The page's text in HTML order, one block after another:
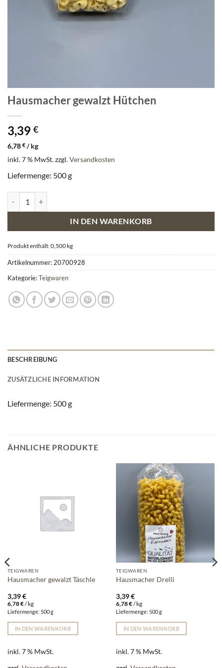
Hausmacher gewalzt Hütchen
3,39 €
6,78 € /kg
inkl. 7 % MwSt.zzgl.Versandkosten
Liefermenge: 500 g
IN DEN WARENKORB
Produkt enthält: 0,500 kg
Artikelnummer: 20700928
Kategorie:Teigwaren
BESCHREIBUNG
ZUSÄTZLICHE INFORMATION
Liefermenge: 500 g
ÄHNLICHE PRODUKTE
TEIGWAREN
Hausmacher gewalzt Täschle
3,39€
6,78€/kg
Liefermenge: 500 g
IN DEN WARENKORB
inkl. 7 % MwSt.
TEIGWAREN
Hausmacher Drelli
3,39€
6,78€/kg
Liefermenge: 500 g
IN DEN WARENKORB
inkl. 7 % MwSt.